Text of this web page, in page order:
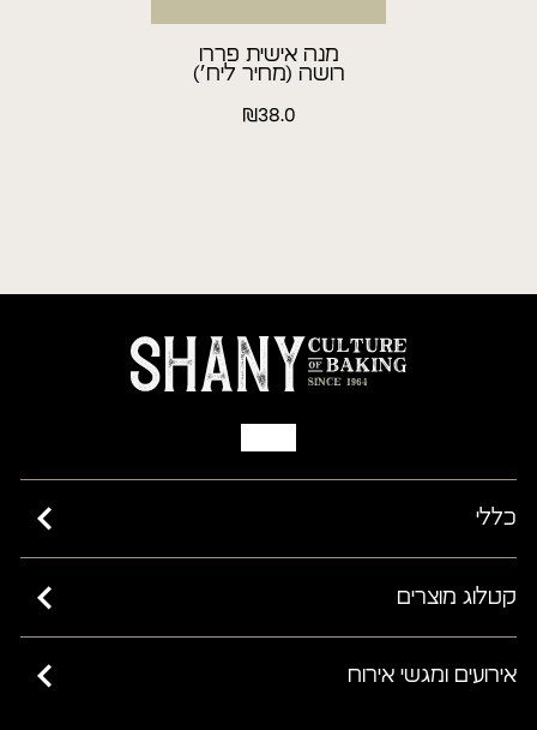
מנה אישית פררו
רושה (מחיר ליח׳)
₪38.0
כללי
כשרות בד”ץ בית יוסף ורבנות ישראל
מאמרים
שאלות ותשובות
קטלוג מוצרים
קישים
אירועים ומגשי אירוח